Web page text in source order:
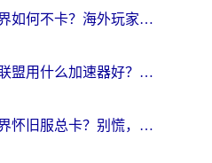
在欧洲打魔兽世界如何不卡？海外玩家的国服游戏加速终极攻略
国外玩国服英雄联盟用什么加速器好？海外党亲测有效的国服游戏加速指南
在非洲玩魔兽世界怀旧服总卡？别慌，这份指南帮你丝滑开荒